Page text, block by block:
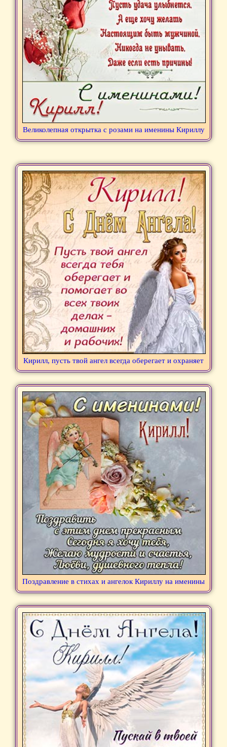
Великолепная открытка с розами на именины Кириллу
Кирилл, пусть твой ангел всегда оберегает и охраняет
Поздравление в стихах и ангелок Кириллу на именины